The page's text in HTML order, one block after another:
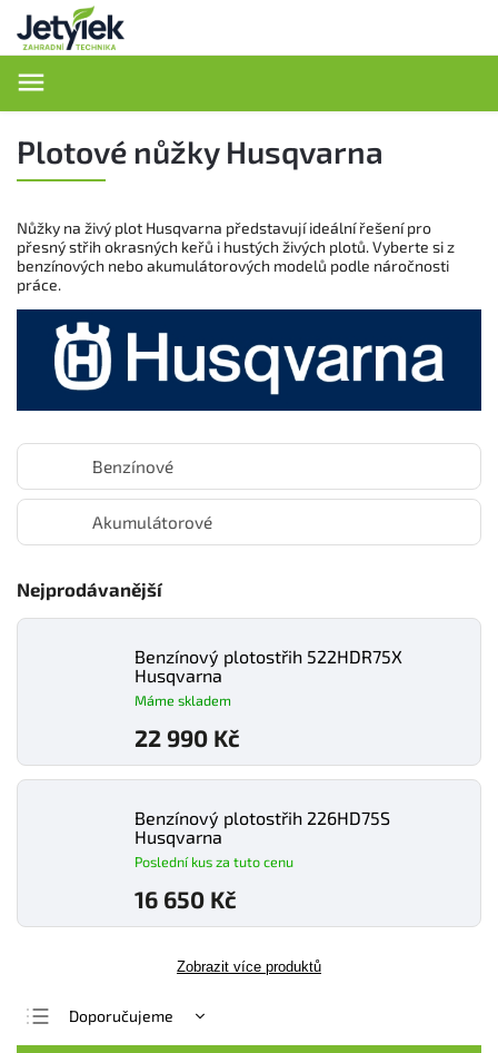
Plotové nůžky Husqvarna
Nůžky na živý plot Husqvarna představují ideální řešení pro
přesný střih okrasných keřů i hustých živých plotů. Vyberte si z
benzínových nebo akumulátorových modelů podle náročnosti
práce.
Benzínové
Akumulátorové
Nejprodávanější
Benzínový plotostřih 522HDR75X
Husqvarna
Máme skladem
22 990 Kč
Benzínový plotostřih 226HD75S
Husqvarna
Poslední kus za tuto cenu
16 650 Kč
Zobrazit více produktů
Doporučujeme